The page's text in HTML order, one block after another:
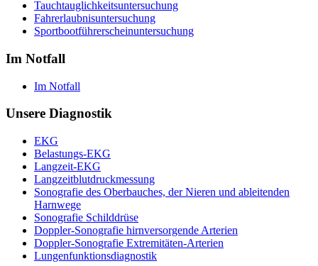
Tauchtauglichkeitsuntersuchung
Fahrerlaubnisuntersuchung
Sportbootführerscheinuntersuchung
Im Notfall
Im Notfall
Unsere Diagnostik
EKG
Belastungs-EKG
Langzeit-EKG
Langzeitblutdruckmessung
Sonografie des Oberbauches, der Nieren und ableitenden
Harnwege
Sonografie Schilddrüse
Doppler-Sonografie hirnversorgende Arterien
Doppler-Sonografie Extremitäten-Arterien
Lungenfunktionsdiagnostik